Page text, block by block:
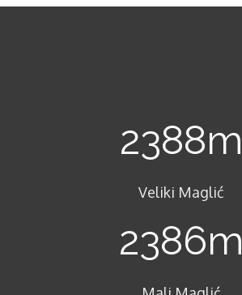
2388m
Veliki Maglić
2386m